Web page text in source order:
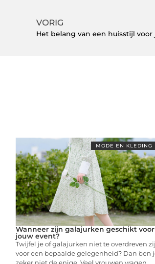
VORIG
Het belang van een huisstijl
MODE EN KLEDING
Wanneer zijn galajurken geschikt voor
jouw event?
Twijfel je of galajurken niet te overdreven
voor een bepaalde gelegenheid? Dan ben
zeker niet de enige. Veel vrouwen vragen